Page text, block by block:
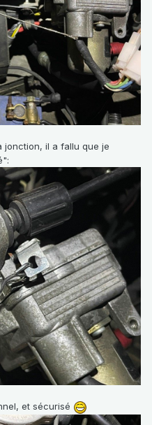
jonction, il a fallu que je
et sécurisé